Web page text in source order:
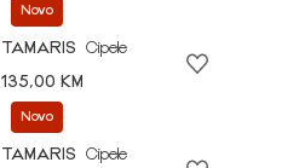
Novo
TAMARIS
Cipele
135,00 KM
Novo
TAMARIS
Cipele